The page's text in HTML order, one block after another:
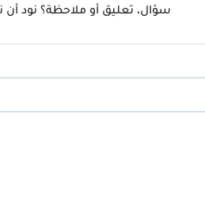
سؤال، تعليق أو ملاحظة؟ نود